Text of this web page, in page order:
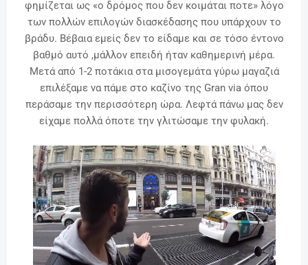
φημίζεται ως «ο δρόμος που δεν κοιμάται ποτε» λόγο
των πολλών επιλογών διασκέδασης που υπάρχουν το
βράδυ. Βέβαια εμείς δεν το είδαμε και σε τόσο έντονο
βαθμό αυτό ,μάλλον επειδή ήταν καθημερινή μέρα.
Μετά από 1-2 ποτάκια στα μισογεμάτα γύρω μαγαζιά
επιλέξαμε να πάμε στο καζίνο της Gran via όπου
περάσαμε την περισσότερη ώρα. Λεφτά πάνω μας δεν
είχαμε πολλά όποτε την γλιτώσαμε την φυλακή.